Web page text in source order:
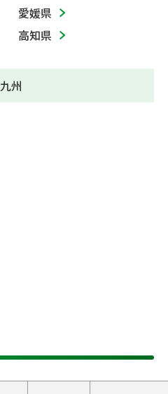
愛媛県
高知県
九州